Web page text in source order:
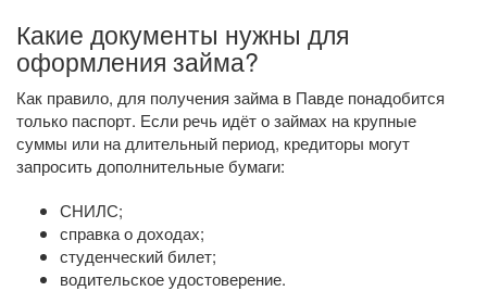
Какие документы нужны для
оформления займа?
Как правило, для получения займа в Павде понадобится
только паспорт. Если речь идёт о займах на крупные
суммы или на длительный период, кредиторы могут
запросить дополнительные бумаги:
СНИЛС;
справка о доходах;
студенческий билет;
водительское удостоверение.